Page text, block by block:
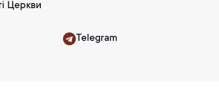
Церкви
Telegram